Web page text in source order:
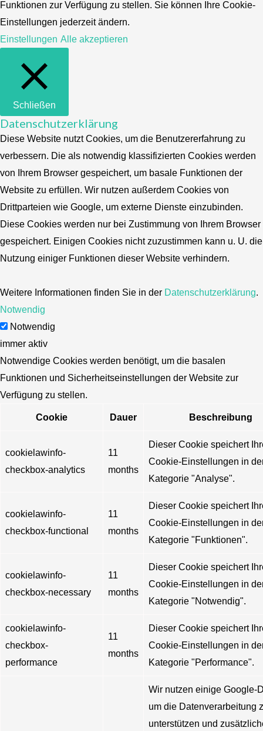
Funktionen zur Verfügung zu stellen. Sie können Ihre Cookie-
Einstellungen jederzeit ändern.
Einstellungen Alle akzeptieren
Schließen
Datenschutzerklärung
Diese Website nutzt Cookies, um die Benutzererfahrung zu
verbessern. Die als notwendig klassifizierten Cookies werden
von Ihrem Browser gespeichert, um basale Funktionen der
Website zu erfüllen. Wir nutzen außerdem Cookies von
Drittparteien wie Google, um externe Dienste einzubinden.
Diese Cookies werden nur bei Zustimmung von Ihrem Browser
gespeichert. Einigen Cookies nicht zuzustimmen kann u. U. die
Nutzung einiger Funktionen dieser Website verhindern.
Weitere Informationen finden Sie in der Datenschutzerklärung.
Notwendig
Notwendig
immer aktiv
Notwendige Cookies werden benötigt, um die basalen
Funktionen und Sicherheitseinstellungen der Website zur
Verfügung zu stellen.
Cookie Dauer Beschreibung
cookielawinfo-
checkbox-analytics
11
months
Dieser Cookie speichert
Cookie-Einstellungen in
Kategorie "Analyse".
cookielawinfo-
checkbox-functional
11
months
Dieser Cookie speichert
Cookie-Einstellungen in
Kategorie "Funktionen".
cookielawinfo-
checkbox-necessary
11
months
Dieser Cookie speichert
Cookie-Einstellungen in
Kategorie "Notwendig".
cookielawinfo-
checkbox-
performance
11
months
Dieser Cookie speichert
Cookie-Einstellungen in
Kategorie "Performance".
Wir nutzen einige Google-
um die Datenverarbeitung
unterstützen und